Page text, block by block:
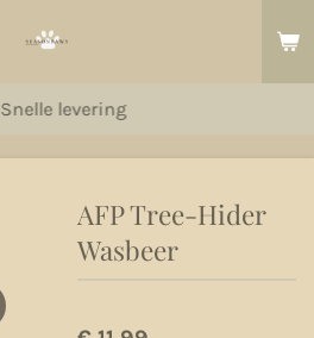
Snelle levering
AFP Tree-Hider
Wasbeer